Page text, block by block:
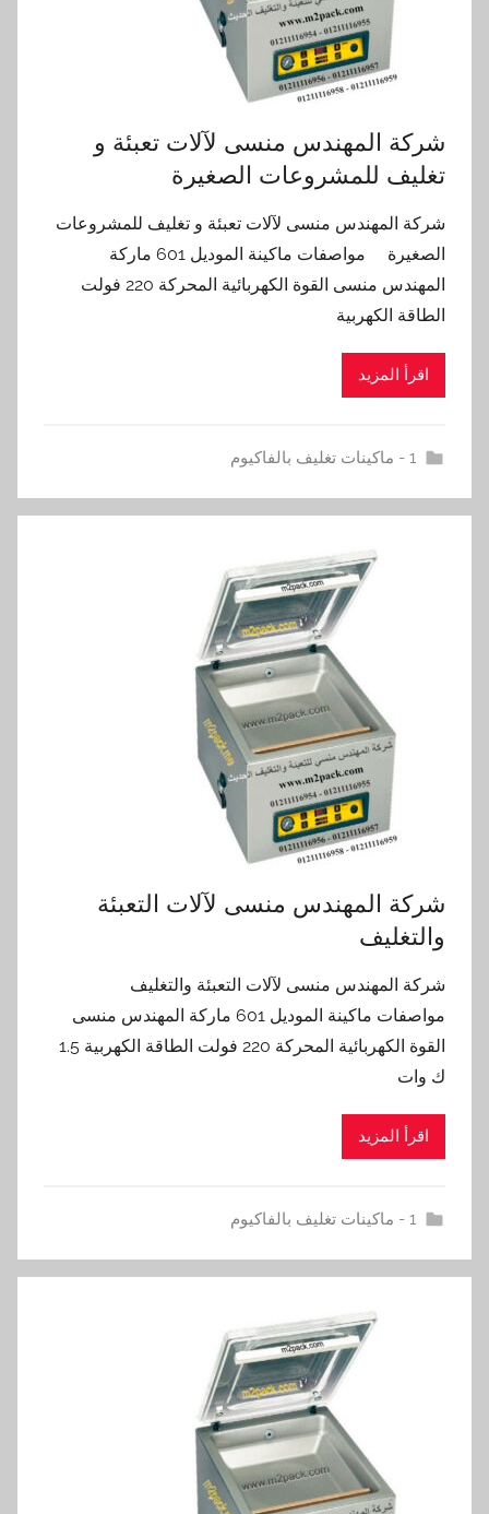
شركة المهندس منسى لآلات تعبئة و
تغليف للمشروعات الصغيرة
شركة المهندس منسى لآلات تعبئة و تغليف للمشروعات
الصغيرة مواصفات ماكينة الموديل 601 ماركة
المهندس منسى القوة الكهربائية المحركة 220 فولت
الطاقة الكهربية
اقرأ المزيد
1 - ماكينات تغليف بالفاكيوم
شركة المهندس منسى لآلات التعبئة
والتغليف
شركة المهندس منسى لآلات التعبئة والتغليف
مواصفات ماكينة الموديل 601 ماركة المهندس منسى
القوة الكهربائية المحركة 220 فولت الطاقة الكهربية 1.5
ك وات
اقرأ المزيد
1 - ماكينات تغليف بالفاكيوم